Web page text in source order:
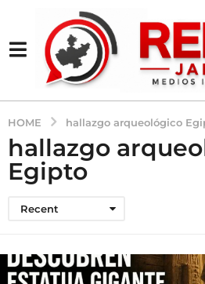
HOME hallazgo arqueológico
hallazgo
Egipto
Recent